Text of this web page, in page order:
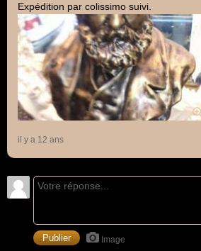
Expédition par colissimo suivi.
il y a 12 ans
Image